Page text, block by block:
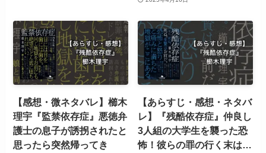
【感想・微ネタバレ】櫛木
理宇『監禁依存症』悪徳弁
護士の息子が誘拐されたと
思ったら突然帰ってき
【あらすじ・感想・ネタバ
レ】『残酷依存症』仲良し
3人組の大学生を襲った恐
怖！彼らの罪の行く末は…